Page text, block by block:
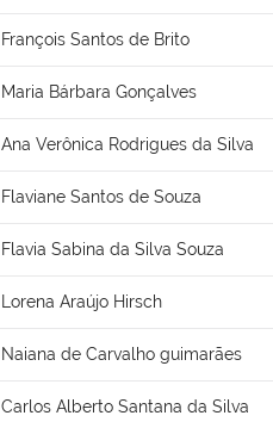
François Santos de Brito
Maria Bárbara Gonçalves
Ana Verônica Rodrigues da Silva
Flaviane Santos de Souza
Flavia Sabina da Silva Souza
Lorena Araújo Hirsch
Naiana de Carvalho guimarães
Carlos Alberto Santana da Silva